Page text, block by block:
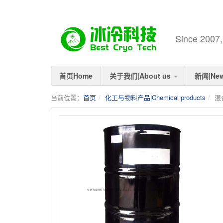
Since
首页Home 关于我们|About us 新闻
当前位置： 首页 化工与物料产品|Chemical products